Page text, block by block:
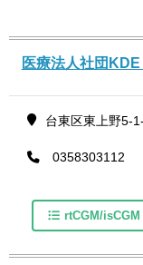
医療法人社団
台東区東上野5-
0358303112
rtCGM/isCGM